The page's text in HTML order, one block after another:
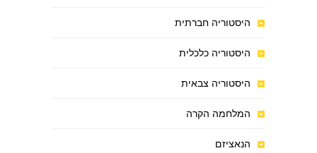
היסטוריה חברתית
היסטוריה כלכלית
היסטוריה צבאית
המלחמה הקרה
הנאציזם